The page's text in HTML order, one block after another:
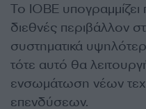
Το ΙΟΒΕ
διεθνές περιβάλλον
συστηματικά
τότε αυτό θα
ενσωμάτωση νέων
επενδύσεων.